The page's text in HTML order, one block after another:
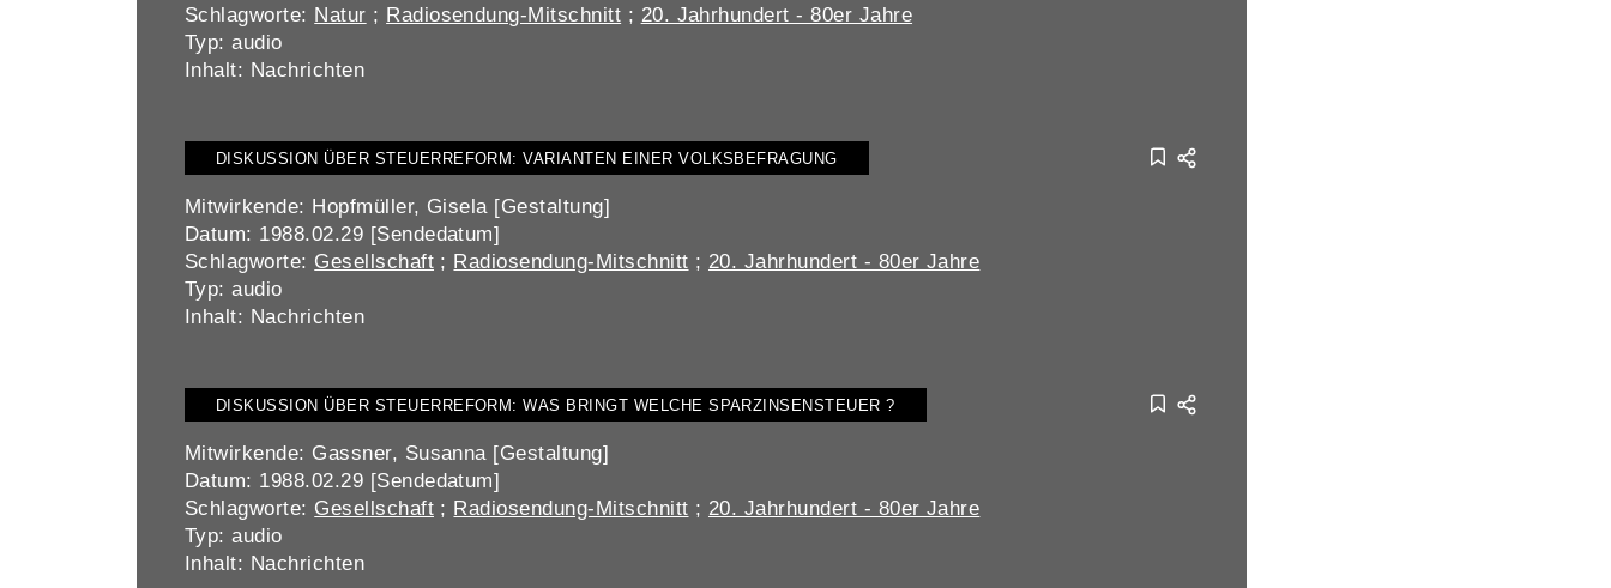
Schlagworte: Natur ; Radiosendung-Mitschnitt ; 20. Jahrhundert - 80er Jahre
Typ: audio
Inhalt: Nachrichten
DISKUSSION ÜBER STEUERREFORM: VARIANTEN EINER VOLKSBEFRAGUNG
Mitwirkende: Hopfmüller, Gisela [Gestaltung]
Datum: 1988.02.29 [Sendedatum]
Schlagworte: Gesellschaft ; Radiosendung-Mitschnitt ; 20. Jahrhundert - 80er Jahre
Typ: audio
Inhalt: Nachrichten
DISKUSSION ÜBER STEUERREFORM: WAS BRINGT WELCHE SPARZINSENSTEUER ?
Mitwirkende: Gassner, Susanna [Gestaltung]
Datum: 1988.02.29 [Sendedatum]
Schlagworte: Gesellschaft ; Radiosendung-Mitschnitt ; 20. Jahrhundert - 80er Jahre
Typ: audio
Inhalt: Nachrichten